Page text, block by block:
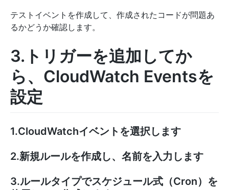
テストイベントを作成して、作成されたコードが問題あ
るかどうか確認します。
3.トリガーを追加してか
ら、CloudWatch Eventsを
設定
1.CloudWatchイベントを選択します
2.新規ルールを作成し、名前を入力します
3.ルールタイプでスケジュール式（Cron）を